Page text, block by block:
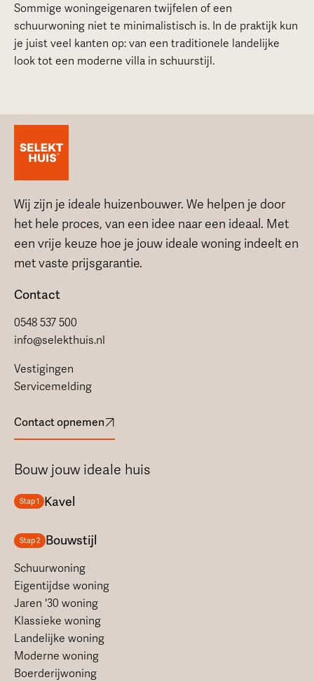
Sommige woningeigenaren twijfelen of een
schuurwoning niet te minimalistisch is. In de praktijk kun
je juist veel kanten op: van een traditionele landelijke
look tot een moderne villa in schuurstijl.
Wij zijn je ideale huizenbouwer. We helpen je door
het hele proces, van een idee naar een ideaal. Met
een vrije keuze hoe je jouw ideale woning indeelt en
met vaste prijsgarantie.
Contact
0548 537 500
info@selekthuis.nl
Vestigingen
Servicemelding
Contact opnemen
Bouw jouw ideale huis
Stap 1 Kavel
Stap 2 Bouwstijl
Schuurwoning
Eigentijdse woning
Jaren '30 woning
Klassieke woning
Landelijke woning
Moderne woning
Boerderijwoning